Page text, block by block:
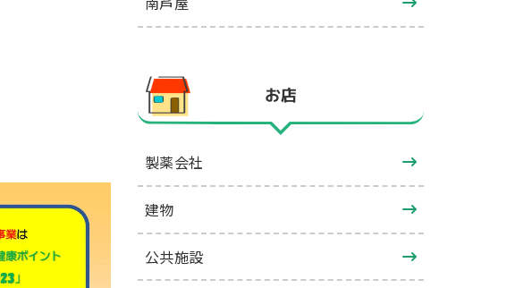
お店
製薬会社
建物
公共施設